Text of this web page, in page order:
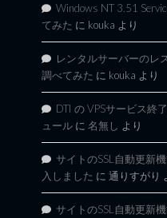
Windows NT 3.51
てみた に kouka より
レンタルサーバーのレ
調べてみた に kouka より
DTI の VPSサービス終
ュール に 名無し より
サイトのSSL自動更新
入しました に 通りすがり
サイトのSSL自動更新